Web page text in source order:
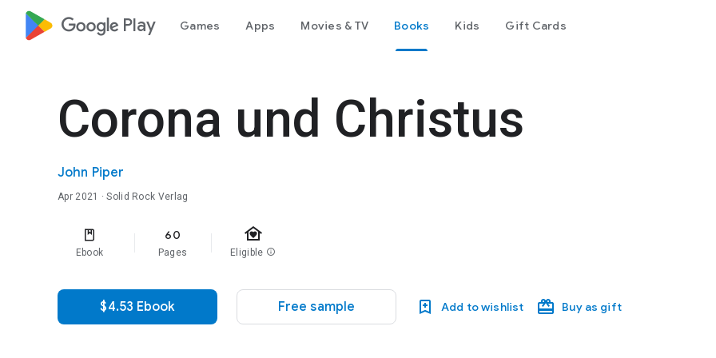
google_logo Play Games Apps Movies & TV Books Kids Gift Cards
Corona und Christus
John Piper
Apr 2021 · Solid Rock Verlag
Ebook
60
Pages
family_home
Eligible info
$4.53 Ebook Free sample Add to wishlist Buy as gift